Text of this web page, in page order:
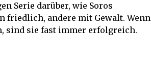
Serie darüber, wie Soros
friedlich, andere mit Gewalt. Wenn
sind sie fast immer erfolgreich.